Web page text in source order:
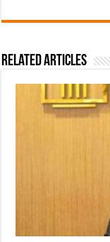
Related Articles